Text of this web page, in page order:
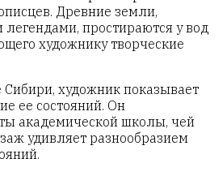
Древние земли,
легендами, простираются у вод
художнику творческие
Сибири, художник показывает
ее состояний. Он
академической школы, чей
удивляет разнообразием